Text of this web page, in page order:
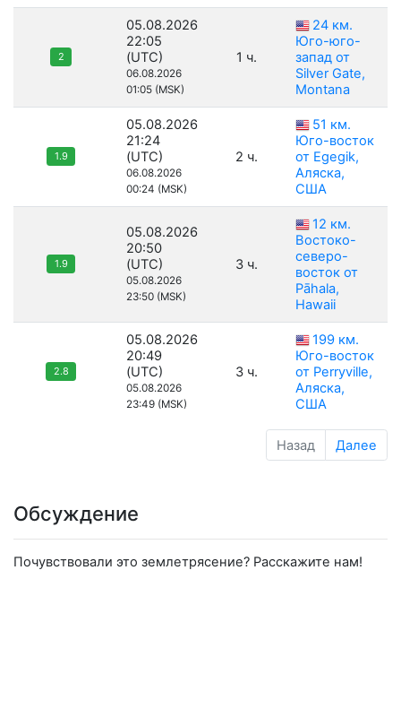
2
05.08.2026
22:05
(UTC)
06.08.2026
01:05 (MSK)
1 ч.
24 км.
Юго-юго-
запад от
Silver Gate,
Montana
1.9
05.08.2026
21:24
(UTC)
06.08.2026
00:24 (MSK)
2 ч.
51 км.
Юго-восток
от Egegik,
Аляска,
США
1.9
05.08.2026
20:50
(UTC)
05.08.2026
23:50 (MSK)
3 ч.
12 км.
Востоко-
северо-
восток от
Pāhala,
Hawaii
2.8
05.08.2026
20:49
(UTC)
05.08.2026
23:49 (MSK)
3 ч.
199 км.
Юго-восток
от Perryville,
Аляска,
США
Назад Далее
Обсуждение
Почувствовали это землетрясение? Расскажите нам!